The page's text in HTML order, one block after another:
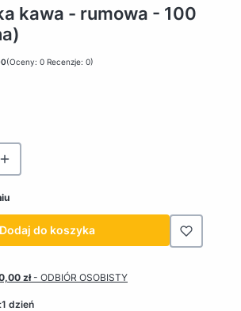
kawa - rumowa - 100
(Oceny: 0 Recenzje: 0)
Dodaj do koszyka
zł- ODBIÓR OSOBISTY
1 dzień